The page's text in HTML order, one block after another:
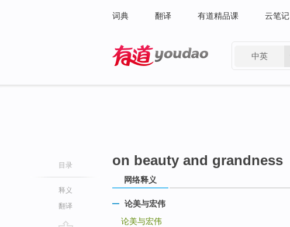
词典 翻译 有道精品课 云笔记
中英
目录
释义
翻译
on beauty and grandness
网络释义
论美与宏伟
论美与宏伟